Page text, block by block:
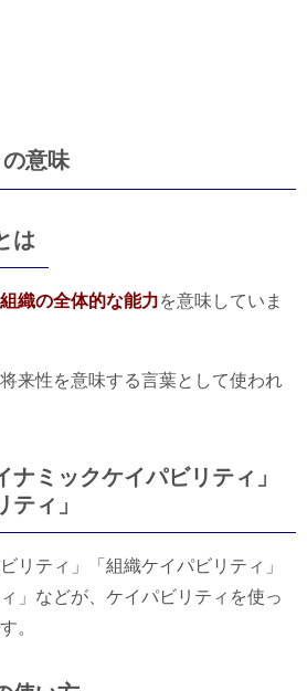
意味
は
組織の全体的な能力を意味していま
来性を意味する言葉として使われ
ナミックケイパビリティ」
ティ」
リティ」「組織ケイパビリティ」
」などが、ケイパビリティを使っ
。